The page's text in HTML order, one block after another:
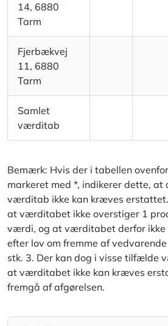
14, 6880
Tarm
Fjerbækvej
11, 6880
Tarm
Samlet
værditab
Bemærk: Hvis der i tabellen
markeret med *, indikerer dette, at
værditab ikke kan kræves
at værditabet ikke overstiger 1
værdi, og at værditabet derfor
efter lov om fremme af
stk. 3. Der kan dog i visse tilfælde
at værditabet ikke kan kræves
fremgå af afgørelsen.